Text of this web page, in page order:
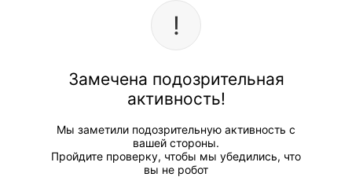
Замечена подозрительная
активность!
Мы заметили подозрительную активность с
вашей стороны.
Пройдите проверку, чтобы мы убедились, что
вы не робот